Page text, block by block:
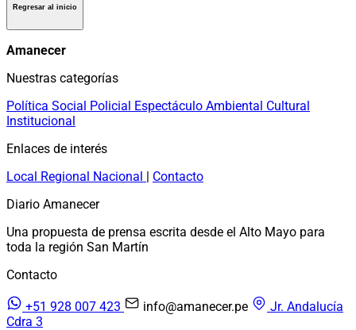
Regresar al inicio
Amanecer
Nuestras categorías
Política Social Policial Espectáculo Ambiental Cultural
Institucional
Enlaces de interés
Local Regional Nacional | Contacto
Diario Amanecer
Una propuesta de prensa escrita desde el Alto Mayo para
toda la región San Martín
Contacto
+51 928 007 423 info@amanecer.pe
Jr. Andalucía
Cdra 3